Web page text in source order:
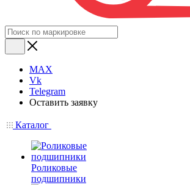
MAX
Vk
Telegram
Оставить заявку
Каталог
Роликовые
подшипники